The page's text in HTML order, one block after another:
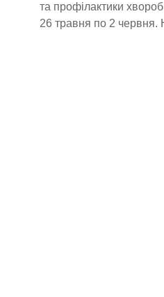
та профілактики
26 травня по 2 червня.